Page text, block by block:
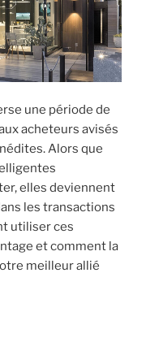
une période de
acheteurs avisés
Alors que
elles deviennent
les transactions
utiliser ces
et comment la
meilleur allié